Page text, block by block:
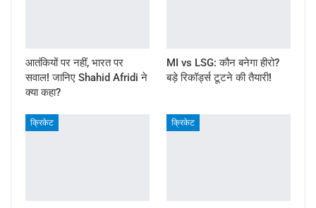
आतंकियों पर नहीं, भारत पर
सवाल! जानिए Shahid Afridi ने
क्या कहा?
MI vs LSG: कौन बनेगा हीरो?
बड़े रिकॉर्ड्स टूटने की तैयारी!
क्रिकेट क्रिकेट